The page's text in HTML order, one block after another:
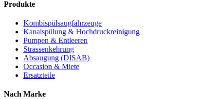
Produkte
Kombispülsaugfahrzeuge
Kanalspülung & Hochdruckreinigung
Pumpen & Entleeren
Strassenkehrung
Absaugung (DISAB)
Occasion & Miete
Ersatzteile
Nach Marke